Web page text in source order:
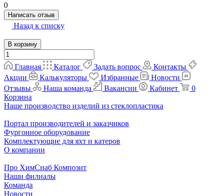
0
Написать отзыв
Назад к списку
В корзину
Главная Каталог Задать вопрос
Контакты
Акции
Калькуляторы Избранные
Новости
Отзывы
Наша команда Вакансии Кабинет
0
Корзина
Наше производство изделий из стеклопластика
Портал производителей и заказчиков
Фургонное оборудование
Комплектующие для яхт и катеров
О компании
Про ХимСнаб Композит
Наши филиалы
Команда
Новости